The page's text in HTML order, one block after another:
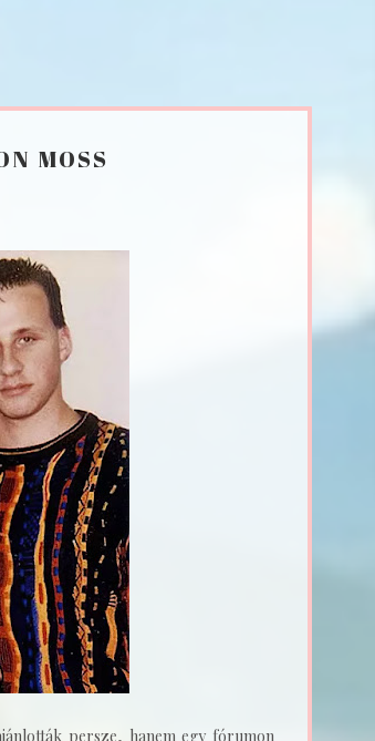
MOSS
persze, hanem egy fórumon